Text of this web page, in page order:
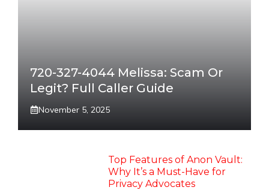
720-327-4044 Melissa: Scam Or
Legit? Full Caller Guide
November 5, 2025
Top Features of Anon Vault:
Why It’s a Must-Have for
Privacy Advocates